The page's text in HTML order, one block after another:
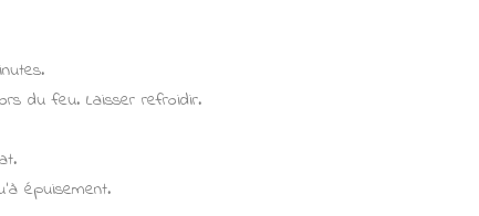
du feu. Laisser refroidir.
épuisement.